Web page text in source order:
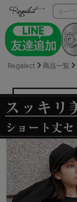
Regalect 商品一覧